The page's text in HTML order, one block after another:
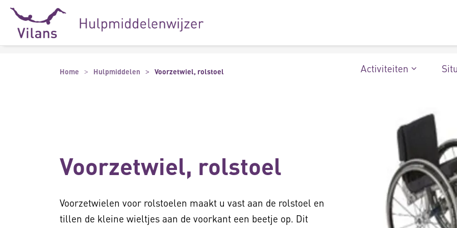
Naar hoofdinhoud
Naar footer
Activiteiten
Home Hulpmiddelen Voorzetwiel, rolstoel
Voorzetwiel, rolstoel
Voorzetwielen voor rolstoelen maakt u vast aan de rolstoel en
tillen de kleine wieltjes aan de voorkant een beetje op. Dit